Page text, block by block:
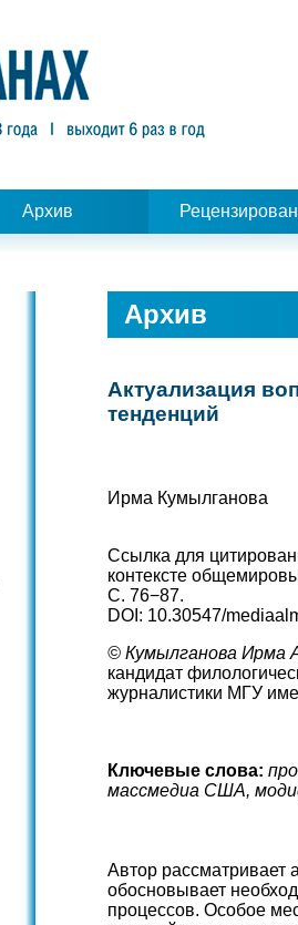
Архив
Архив
Актуализация
тенденций
Ирма Кумылганова
Ссылка для
контексте
С. 76−87.
DOI: 10.30547/
© Кумылганова Ирма
кандидат
журналистики МГУ
Ключевые слова:
массмедиа США,
Автор рассматривает
обосновывает
процессов. Особое